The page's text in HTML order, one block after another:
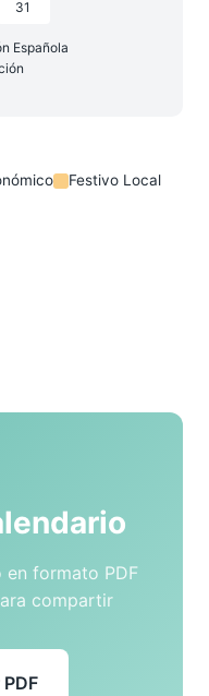
31
Española
Festivo Local
en formato PDF
compartir